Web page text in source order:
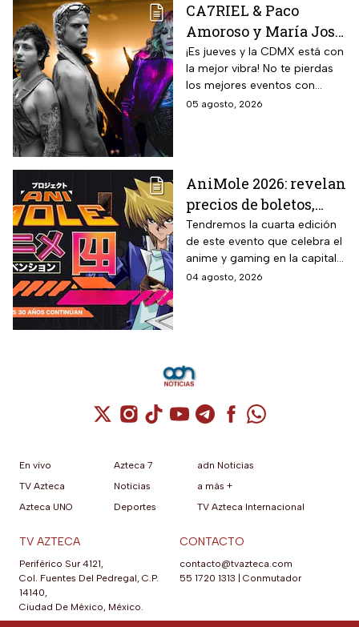
CA7RIEL & Paco
Amoroso y María José
prenden la CDMX este
jueves 6 de agosto;
sedes, horarios y
precios de boletos
¡Es jueves y la CDMX está con
la mejor vibra! No te pierdas
los mejores eventos con
artistas de primer nivel.
05 agosto, 2026
AniMole 2026: revelan
precios de boletos,
fechas y actividades
confirmadas
Tendremos la cuarta edición
de este evento que celebra el
anime y gaming en la capital
del país
04 agosto, 2026
Cuenta de X / Twitter (se abre en una
Cuenta de Instagram (se abre en una
Cuenta de TikTok (se abre en
Cuenta de YouTube (se abre
Cuenta de Telegram (se
Cuenta de
Cuenta de
En vivo
TV Azteca
Azteca UNO
Azteca 7
Noticias
Deportes
adn Noticias
a más +
TV Azteca Internacional
TV AZTECA
Periférico Sur 4121,
Col. Fuentes Del Pedregal, C.P.
14140,
Ciudad De México, México.
CONTACTO
contacto@tvazteca.com
55 1720 1313
Conmutador